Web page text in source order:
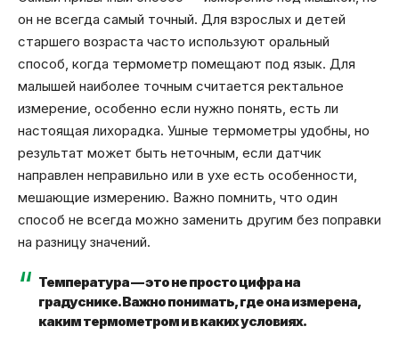
он не всегда самый точный. Для взрослых и детей
старшего возраста часто используют оральный
способ, когда термометр помещают под язык. Для
малышей наиболее точным считается ректальное
измерение, особенно если нужно понять, есть ли
настоящая лихорадка. Ушные термометры удобны, но
результат может быть неточным, если датчик
направлен неправильно или в ухе есть особенности,
мешающие измерению. Важно помнить, что один
способ не всегда можно заменить другим без поправки
на разницу значений.
Температура — это не просто цифра на
градуснике. Важно понимать, где она измерена,
каким термометром и в каких условиях.